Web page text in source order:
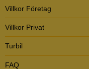
Villkor Företag
Villkor Privat
Turbil
FAQ